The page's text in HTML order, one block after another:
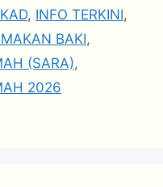
, INFO TERKINI,
BAKI,
(SARA),
2026